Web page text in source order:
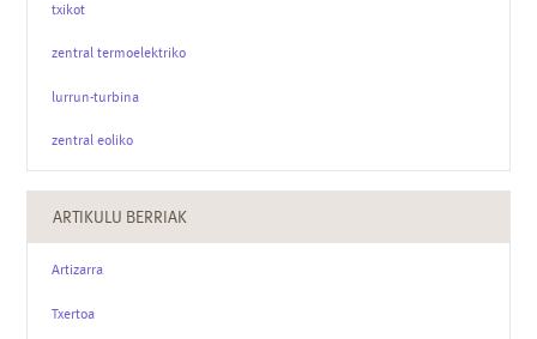
txikot
zentral termoelektriko
lurrun-turbina
zentral eoliko
ARTIKULU BERRIAK
Artizarra
Txertoa